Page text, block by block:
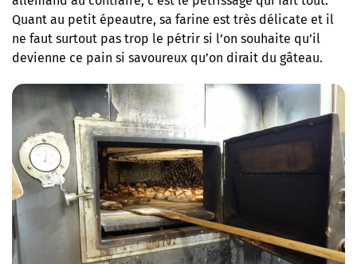
Quant au petit épeautre, sa farine est très délicate et il
ne faut surtout pas trop le pétrir si l’on souhaite qu’il
devienne ce pain si savoureux qu’on dirait du gâteau.